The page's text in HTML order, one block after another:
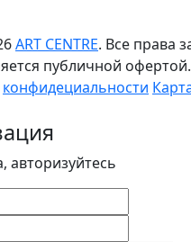
ART CENTRE. Все права
публичной офертой.
конфидециальности
авторизуйтесь